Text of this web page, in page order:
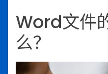
Word文件
么？